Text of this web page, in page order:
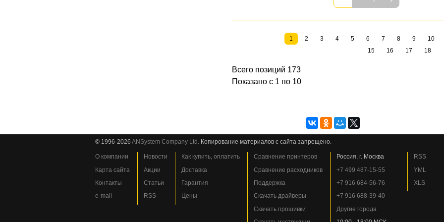
1 2 3 4 5 6 7 8 9 10
15
16 17 18
Всего позиций 173
Показано с 1 по 10
© 1996-2026 ANSystem Company Ltd. Копирование материалов с сайта запрещено.
О компании
Карта сайта
Контакты
e-mail
Новости
Акции
Статьи
RSS
Как купить, оплатить
Доставка
Гарантия
Цены
Сравнение принтеров
Сравнение расходников
Поддержка
Скачать драйверы
Скачать прошивки
Россия, г. Москва
+7 499 487-15-55
+7 916 684-56-76
+7 916 688-39-40
Другие города
RSS
YML
XLS